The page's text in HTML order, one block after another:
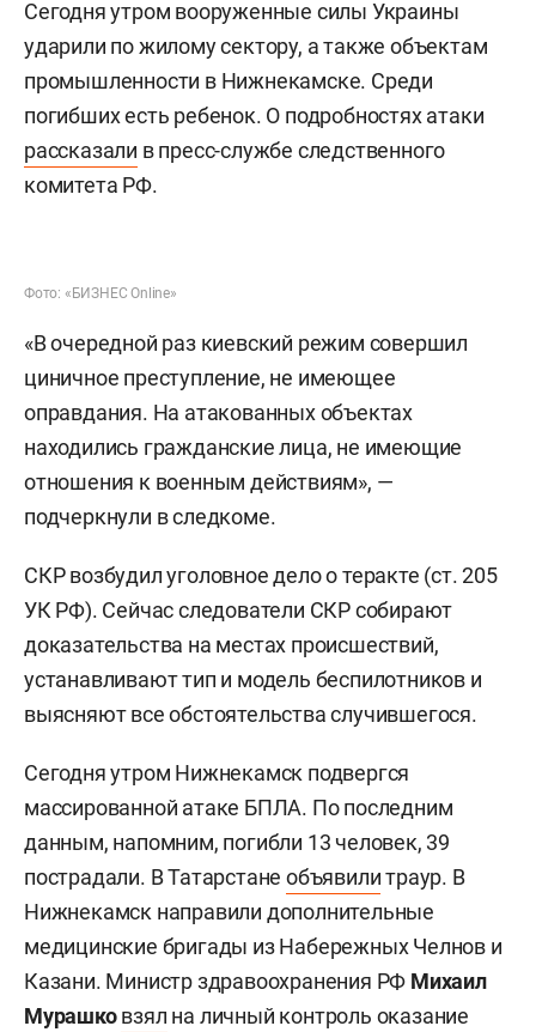
Сегодня утром вооруженные силы Украины
ударили по жилому сектору, а также объектам
промышленности в Нижнекамске. Среди
погибших есть ребенок. О подробностях атаки
рассказали в пресс-службе следственного
комитета РФ.
Фото: «БИЗНЕС Online»
«В очередной раз киевский режим совершил
циничное преступление, не имеющее
оправдания. На атакованных объектах
находились гражданские лица, не имеющие
отношения к военным действиям», —
подчеркнули в следкоме.
СКР возбудил уголовное дело о теракте (ст. 205
УК РФ). Сейчас следователи СКР собирают
доказательства на местах происшествий,
устанавливают тип и модель беспилотников и
выясняют все обстоятельства случившегося.
Сегодня утром Нижнекамск подвергся
массированной атаке БПЛА. По последним
данным, напомним, погибли 13 человек, 39
пострадали. В Татарстанеобъявилитраур. В
Нижнекамск направили дополнительные
медицинские бригады из Набережных Челнов и
Казани. Министр здравоохранения РФ Михаил
Мурашко взял на личный контроль оказание